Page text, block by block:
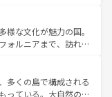
らではのユニークな
なく町歩きも満喫する
め物価も高いが、旅行
きる。 なお、新
を参照してほしい。
様な文化が魅力の国。
ォルニアまで、訪れる
ング、エンターテイ
トだ。一方、アメリカ
キャニオンやイエロー
多くの島で構成される
っている。大自然の神